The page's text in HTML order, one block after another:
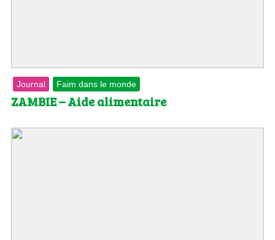
Journal Faim dans le monde
ZAMBIE – Aide alimentaire